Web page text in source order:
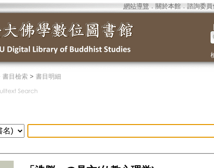
網站導覽 ． 關於本館． 諮詢委員
｜
書目檢索> 書目明細